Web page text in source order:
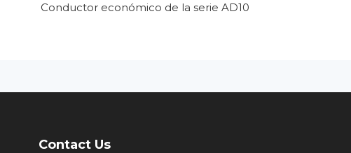
Conductor económico de la serie AD10
Contact Us